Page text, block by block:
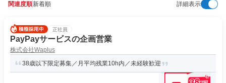
関連度順新着順 詳細表示
正社員
PayPayサービスの企画営業
株式会社Waplus
38歳以下限定募集／月平均残業10h内／未経験歓迎